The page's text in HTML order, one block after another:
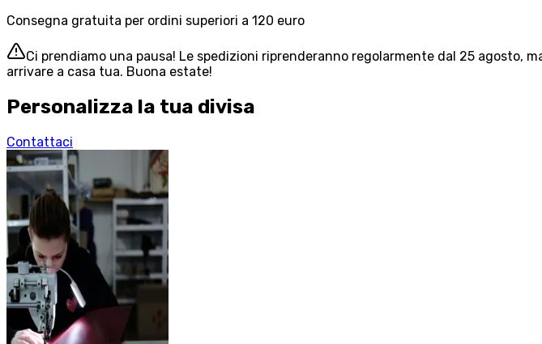
Consegna gratuita per ordini superiori a 120 euro
Ci prendiamo una pausa! Le spedizioni riprenderanno regolarmente dal 25
arrivare a casa tua. Buona estate!
Personalizza la tua divisa
Contattaci